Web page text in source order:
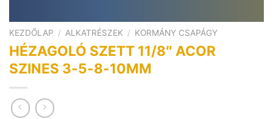
KEZDŐLAP / ALKATRÉSZEK / KORMÁNY CSAPÁGY
HÉZAGOLÓ SZETT 11/8″ ACOR
SZINES 3-5-8-10MM